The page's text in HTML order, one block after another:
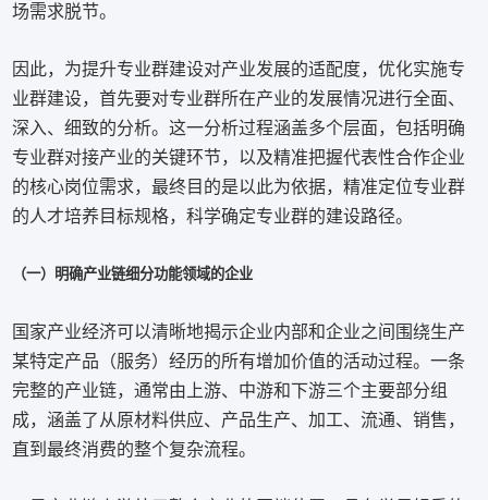
场需求脱节。
因此，为提升专业群建设对产业发展的适配度，优化实施专
业群建设，首先要对专业群所在产业的发展情况进行全面、
深入、细致的分析。这一分析过程涵盖多个层面，包括明确
专业群对接产业的关键环节，以及精准把握代表性合作企业
的核心岗位需求，最终目的是以此为依据，精准定位专业群
的人才培养目标规格，科学确定专业群的建设路径。
（一）明确产业链细分功能领域的企业
国家产业经济可以清晰地揭示企业内部和企业之间围绕生产
某特定产品（服务）经历的所有增加价值的活动过程。一条
完整的产业链，通常由上游、中游和下游三个主要部分组
成，涵盖了从原材料供应、产品生产、加工、流通、销售，
直到最终消费的整个复杂流程。